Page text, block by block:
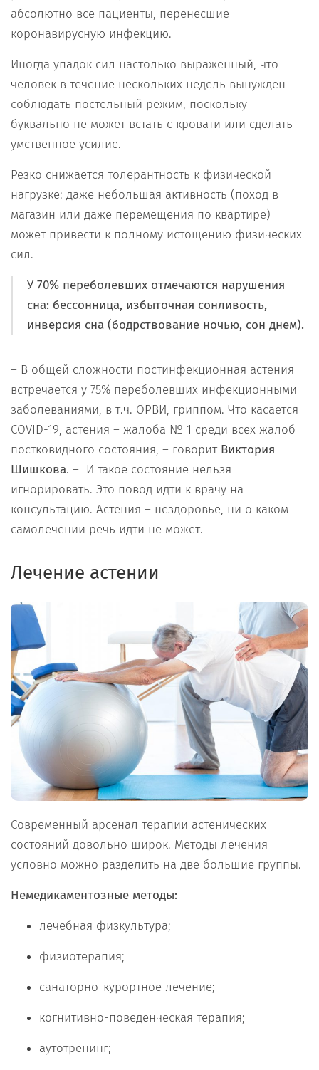
абсолютно все пациенты, перенесшие
коронавирусную инфекцию.
Иногда упадок сил настолько выраженный, что
человек в течение нескольких недель вынужден
соблюдать постельный режим, поскольку
буквально не может встать с кровати или сделать
умственное усилие.
Резко снижается толерантность к физической
нагрузке: даже небольшая активность (поход в
магазин или даже перемещения по квартире)
может привести к полному истощению физических
сил.
У 70% переболевших отмечаются нарушения
сна: бессонница, избыточная сонливость,
инверсия сна (бодрствование ночью, сон днем).
– В общей сложности постинфекционная астения
встречается у 75% переболевших инфекционными
заболеваниями, в т.ч. ОРВИ, гриппом. Что касается
COVID-19, астения – жалоба № 1 среди всех жалоб
постковидного состояния, – говорит Виктория
Шишкова. – И такое состояние нельзя
игнорировать. Это повод идти к врачу на
консультацию. Астения – нездоровье, ни о каком
самолечении речь идти не может.
Лечение астении
Современный арсенал терапии астенических
состояний довольно широк. Методы лечения
условно можно разделить на две большие группы.
Немедикаментозные методы:
лечебная физкультура;
физиотерапия;
санаторно-курортное лечение;
когнитивно-поведенческая терапия;
аутотренинг;